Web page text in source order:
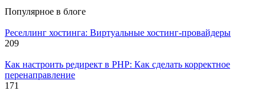
Популярное в блоге
Реселлинг хостинга: Виртуальные хостинг-провайдеры
209
Как настроить редирект в PHP: Как сделать корректное
перенаправление
171